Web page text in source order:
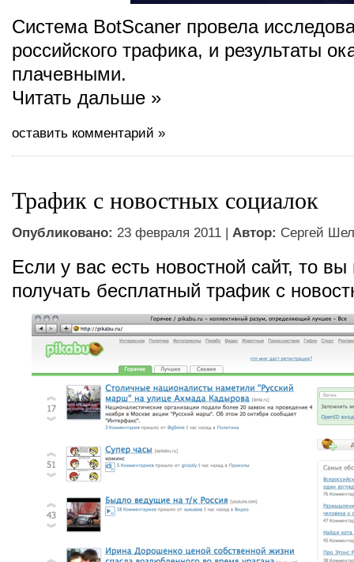
Система BotScaner провела
российского трафика, и результаты
плачевными.
Читать дальше »
оставить комментарий »
Трафик с новостных социалок
Опубликовано: 23 февраля 2011 | Автор: Сергей
Если у вас есть новостной сайт, то
получать бесплатный трафик с